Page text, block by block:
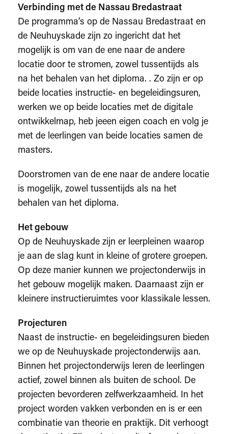
Verbinding met de Nassau Bredastraat
De programma’s op de Nassau Bredastraat en
de Neuhuyskade zijn zo ingericht dat het
mogelijk is om van de ene naar de andere
locatie door te stromen, zowel tussentijds als
na het behalen van het diploma. . Zo zijn er op
beide locaties instructie- en begeleidingsuren,
werken we op beide locaties met de digitale
ontwikkelmap, heb jeeen eigen coach en volg je
met de leerlingen van beide locaties samen de
masters.
Doorstromen van de ene naar de andere locatie
is mogelijk, zowel tussentijds als na het
behalen van het diploma.
Het gebouw
Op de Neuhuyskade zijn er leerpleinen waarop
je aan de slag kunt in kleine of grotere groepen.
Op deze manier kunnen we projectonderwijs in
het gebouw mogelijk maken. Daarnaast zijn er
kleinere instructieruimtes voor klassikale lessen.
Projecturen
Naast de instructie- en begeleidingsuren bieden
we op de Neuhuyskade projectonderwijs aan.
Binnen het projectonderwijs leren de leerlingen
actief, zowel binnen als buiten de school. De
projecten bevorderen zelfwerkzaamheid. In het
project worden vakken verbonden en is er een
combinatie van theorie en praktijk. Dit verhoogt